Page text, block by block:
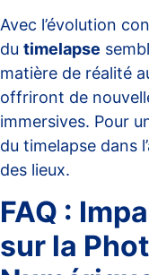
Avec l’évolution
du timelapse
matière de réalité
offriront de
immersives. Pour
du timelapse dans
des lieux.
FAQ :
sur la